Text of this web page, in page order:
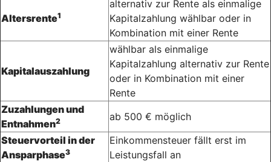
Altersrente1
alternativ zur Rente als einmalige
Kapitalzahlung wählbar oder in
Kombination mit einer Rente
Kapitalauszahlung
wählbar als einmalige
Kapitalzahlung alternativ zur Rente
oder in Kombination mit einer
Rente
Zuzahlungen und
Entnahmen2
ab 500 € möglich
Steuervorteil in der
Ansparphase3
Einkommensteuer fällt erst im
Leistungsfall an